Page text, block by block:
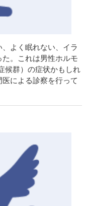
よく眠れない、イラ
。これは男性ホルモ
候群）の症状かもしれ
による診察を行って